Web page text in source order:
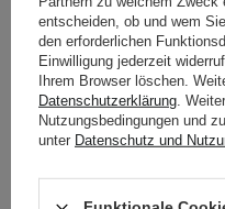
entscheiden, ob und wem
den erforderlichen
Einwilligung jederzeit
Ihrem Browser löschen.
Datenschutzerklärung .
Nutzungsbedingungen und
unter Datenschutz und